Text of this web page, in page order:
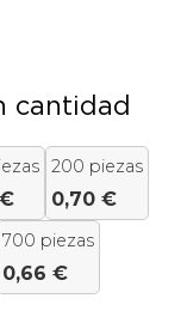
cantidad
€
200 piezas
0,70 €
700 piezas
0,66 €